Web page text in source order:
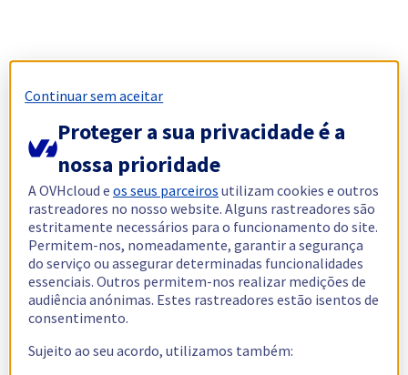
Continuar sem aceitar
Proteger a sua privacidade é a
nossa prioridade
A OVHcloud eos seus parceiros utilizam cookies e outros
rastreadores no nosso website. Alguns rastreadores são
estritamente necessários para o funcionamento do site.
Permitem-nos, nomeadamente, garantir a segurança
do serviço ou assegurar determinadas funcionalidades
essenciais. Outros permitem-nos realizar medições de
audiência anónimas. Estes rastreadores estão isentos de
consentimento.
Sujeito ao seu acordo, utilizamos também: